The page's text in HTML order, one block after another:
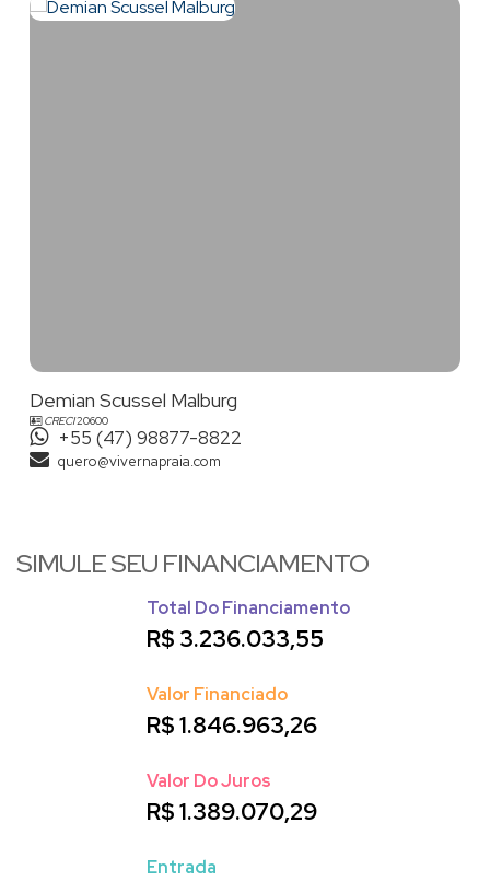
Demian Scussel Malburg
CRECI20600
+55 (47) 98877-8822
quero@vivernapraia.com
SIMULE SEU FINANCIAMENTO
Total Do Financiamento
R$ 3.236.033,55
Valor Financiado
R$1.846.963,26
Valor Do Juros
R$1.389.070,29
Entrada